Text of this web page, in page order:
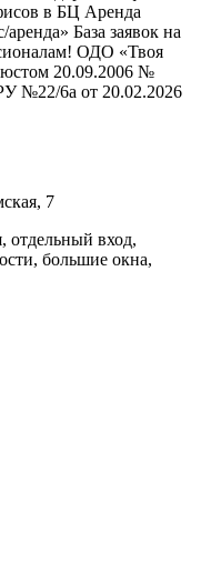
в БЦ Аренда
База заявок на
ОДО «Твоя
20.09.2006 №
№22/6а от 20.02.2026
7
отдельный вход,
большие окна,